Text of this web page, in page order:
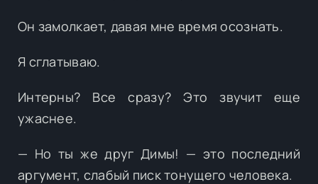
Он замолкает, давая мне время осознать.
Я сглатываю.
Интерны? Все сразу? Это звучит еще
ужаснее.
— Но ты же друг Димы! — это последний
аргумент, слабый писк тонущего человека.